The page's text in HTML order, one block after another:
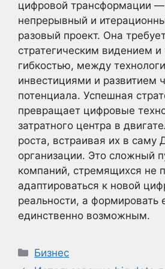
цифровой трансформации —
непрерывный и
разовый проект. Она
стратегическим видением и
гибкостью, между
инвестициями и развитием
потенциала. Успешная
превращает цифровые
затратного центра в
роста, встраивая их в саму
организации. Это сложный
компаний, стремящихся не
адаптироваться к новой
реальности, а формировать
единственно возможным.
Рубрики
Бизнес